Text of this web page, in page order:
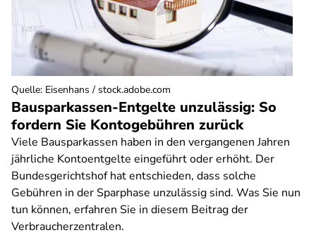
Bausparkassen-Entgelte unzulässig: So
fordern Sie Kontogebühren zurück
Viele Bausparkassen haben in den vergangenen Jahren
jährliche Kontoentgelte eingeführt oder erhöht. Der
Bundesgerichtshof hat entschieden, dass solche
Gebühren in der Sparphase unzulässig sind. Was Sie nun
tun können, erfahren Sie in diesem Beitrag der
Verbraucherzentralen.
Quelle: Eisenhans / stock.adobe.com